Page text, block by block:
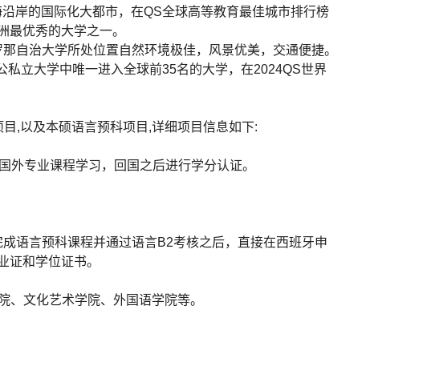
岸的国际化大都市，在QS全球高等教育最佳城市排行榜
优秀的大学之一。
自治大学所处位置自然环境极佳，风景优美，交通便捷。
立大学中唯一进入全球前35名的大学，在2024QS世界
,以及本硕语言预科项目,详细项目信息如下:
专业课程学习，回国之后进行学分认证。
语言预科课程并通过语言B2考核之后，直接在西班牙申
和学位证书。
文化艺术学院、外国语学院等。